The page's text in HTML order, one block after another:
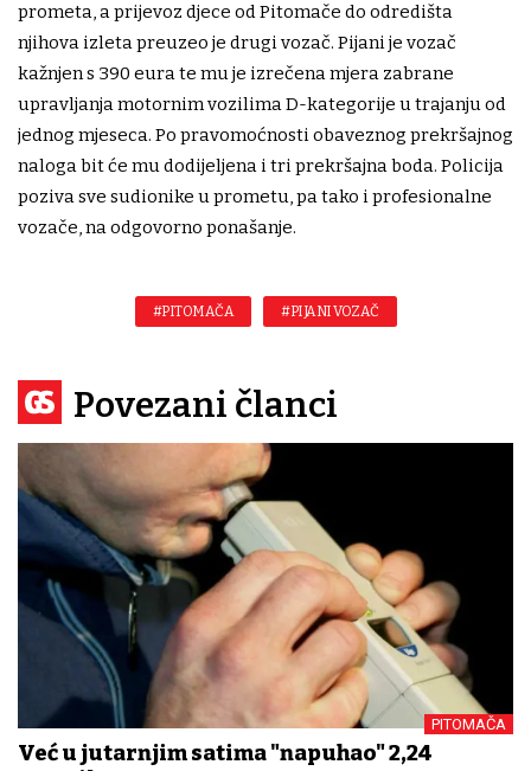
prometa, a prijevoz djece od Pitomače do odredišta
njihova izleta preuzeo je drugi vozač. Pijani je vozač
kažnjen s 390 eura te mu je izrečena mjera zabrane
upravljanja motornim vozilima D-kategorije u trajanju od
jednog mjeseca. Po pravomoćnosti obaveznog prekršajnog
naloga bit će mu dodijeljena i tri prekršajna boda. Policija
poziva sve sudionike u prometu, pa tako i profesionalne
vozače, na odgovorno ponašanje.
#PITOMAČA #PIJANI VOZAČ
Povezani članci
PITOMAČA
Već u jutarnjim satima "napuhao" 2,24